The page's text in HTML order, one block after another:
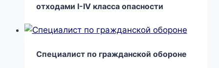
отходами I-IV класса опасности
Специалист по гражданской обороне